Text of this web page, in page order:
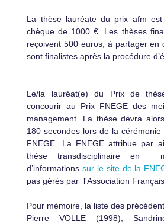
La thèse lauréate du prix afm est
chèque de 1000 €. Les thèses
reçoivent 500 euros, à partager en
sont finalistes après la procédure
Le/la lauréat(e) du Prix de
concourir au Prix FNEGE des
management. La thèse devra
180 secondes lors de la
FNEGE. La FNEGE attribue par
thèse transdisciplinaire en
d’informationssur le site de la
pas gérés par l'Association
Pour mémoire, la liste des
Pierre VOLLE (1998),